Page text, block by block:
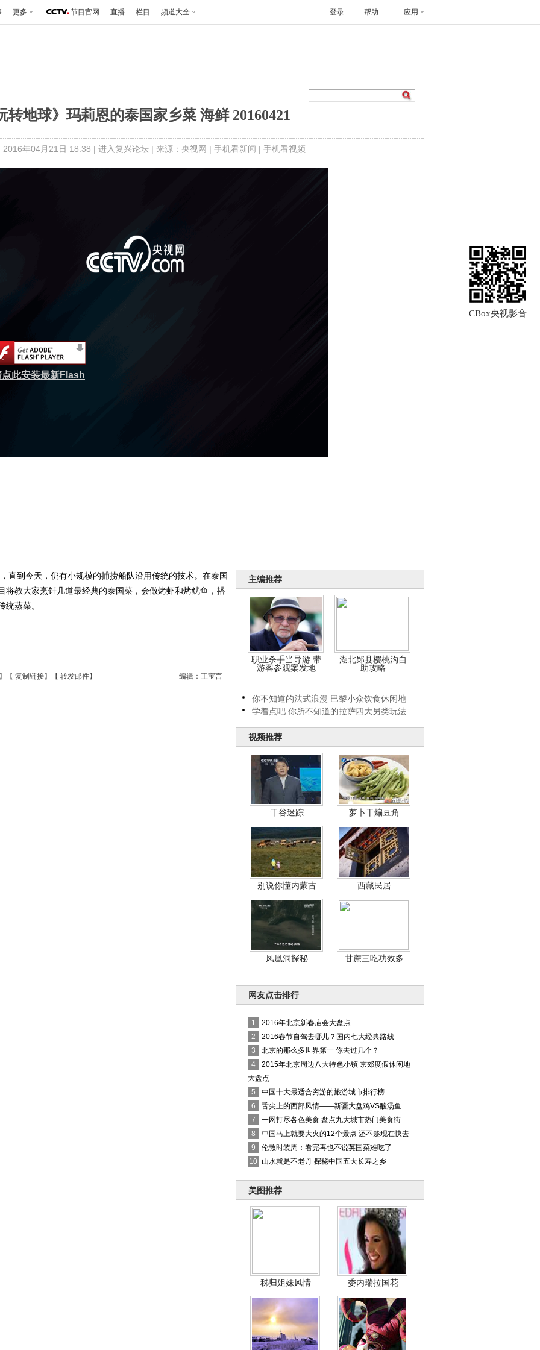
更多 节目官网 直播 栏目 频道大全 帮助 应用
登录
转地球》玛莉恩的泰国家乡菜 海鲜 20160421
2016年04月21日 18:38 | 进入复兴论坛 | 来源：央视网 | 手机看新闻 | 手机看视频
点此安装最新Flash
主编推荐
职业杀手当导游 带
游客参观案发地
湖北郧县樱桃沟自
助攻略
你不知道的法式浪漫 巴黎小众饮食休闲地
学着点吧 你所不知道的拉萨四大另类玩法
视频推荐
干谷迷踪 萝卜干煸豆角
别说你懂内蒙古 西藏民居
凤凰洞探秘 甘蔗三吃功效多
网友点击排行
1
2016年北京新春庙会大盘点
2
2016春节自驾去哪儿？国内七大经典路线
3
北京的那么多世界第一 你去过几个？
4
2015年北京周边八大特色小镇 京郊度假休闲地
大盘点
5
中国十大最适合穷游的旅游城市排行榜
6
舌尖上的西部风情——新疆大盘鸡VS酸汤鱼
7
一网打尽各色美食 盘点九大城市热门美食街
8
中国马上就要大火的12个景点 还不趁现在快去
9
伦敦时装周：看完再也不说英国菜难吃了
10
山水就是不老丹 探秘中国五大长寿之乡
美图推荐
秭归姐妹风情 委内瑞拉国花
CBox央视影音
今天，仍有小规模的捕捞船队沿用传统的技术。在泰国
将教大家烹饪几道最经典的泰国菜，会做烤虾和烤鱿鱼，搭
蒸菜。
编辑：王宝言
【 复制链接】【 转发邮件】